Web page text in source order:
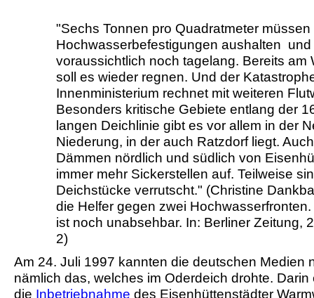
"Sechs Tonnen pro Quadratmeter müssen
Hochwasserbefestigungen aushalten
voraussichtlich noch tagelang. Bereits am
soll es wieder regnen. Und der
Innenministerium rechnet mit weiteren
Besonders kritische Gebiete entlang der
langen Deichlinie gibt es vor allem in der
Niederung, in der auch Ratzdorf liegt.
Dämmen nördlich und südlich von
immer mehr Sickerstellen auf. Teilweise
Deichstücke verrutscht." (Christine
die Helfer gegen zwei
ist noch unabsehbar. In: Berliner Zeitung,
2)
Am 24. Juli 1997 kannten die deutschen Medien
nämlich das, welches im Oderdeich drohte.
die Inbetriebnahme des Eisenhüttenstädter